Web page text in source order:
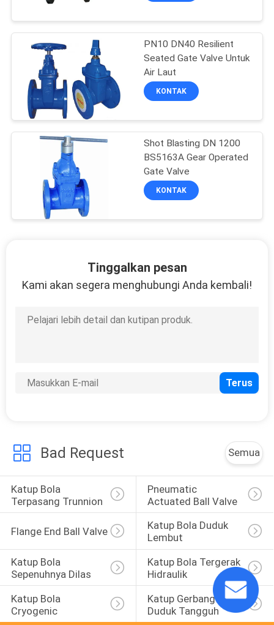
PN10 DN40 Resilient
Seated Gate Valve Untuk
Air Laut
KONTAK
Shot Blasting DN 1200
BS5163A Gear Operated
Gate Valve
KONTAK
Tinggalkan pesan
Kami akan segera menghubungi Anda kembali!
Bad Request Semua
Katup Bola
Terpasang Trunnion
Pneumatic
Actuated Ball Valve
Flange End Ball Valve
Katup Bola Duduk
Lembut
Katup Bola
Sepenuhnya Dilas
Katup Bola Tergerak
Hidraulik
Katup Bola
Cryogenic
Katup Gerbang
Duduk Tangguh